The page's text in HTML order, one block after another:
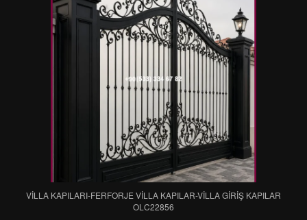
VİLLA KAPILARI-FERFORJE VİLLA KAPILAR-VİLLA GİRİŞ KAPILAR
OLC22856